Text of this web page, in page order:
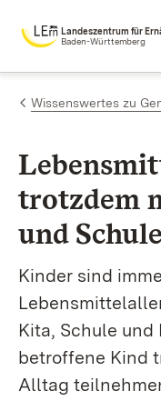
Zum Inhalt
Landeszentrum für
Baden-Württemberg
Wissenswertes zu
trotzdem
und Schule
Kinder sind
Kita, Schule
betroffene Kind
Alltag